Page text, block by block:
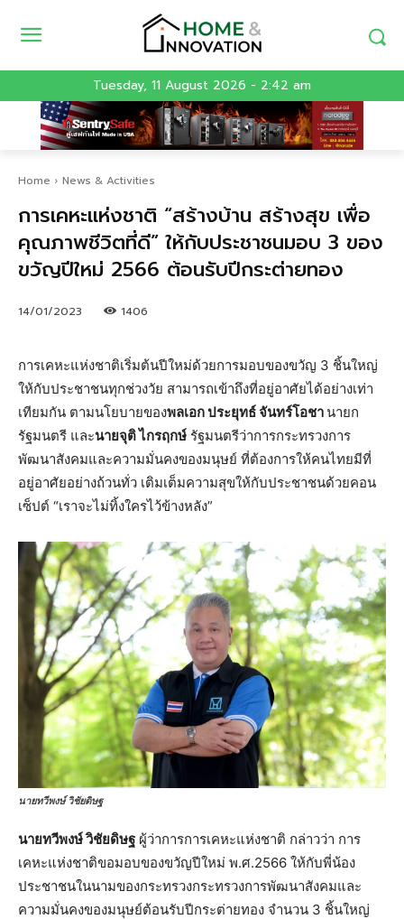
Tuesday, 11 August 2026 - 2:42 am
Home News & Activities
การเคหะแห่งชาติ “สร้างบ้าน สร้างสุข เพื่อ
คุณภาพชีวิตที่ดี” ให้กับประชาชนมอบ 3 ของ
ขวัญปีใหม่ 2566 ต้อนรับปีกระต่ายทอง
14/01/2023 1406
การเคหะแห่งชาติเริ่มต้นปีใหม่ด้วยการมอบของขวัญ 3 ชิ้นใหญ่
ให้กับประชาชนทุกช่วงวัย สามารถเข้าถึงที่อยู่อาศัยได้อย่างเท่า
เทียมกัน ตามนโยบายของพลเอก ประยุทธ์ จันทร์โอชานายก
รัฐมนตรี และนายจุติ ไกรฤกษ์ รัฐมนตรีว่าการกระทรวงการ
พัฒนาสังคมและความมั่นคงของมนุษย์ ที่ต้องการให้คนไทยมีที่
อยู่อาศัยอย่างถ้วนทั่ว เติมเต็มความสุขให้กับประชาชนด้วยคอน
เซ็ปต์ “เราจะไม่ทิ้งใครไว้ข้างหลัง”
นายทวีพงษ์ วิชัยดิษฐ
นายทวีพงษ์ วิชัยดิษฐ ผู้ว่าการการเคหะแห่งชาติ กล่าวว่า การ
เคหะแห่งชาติขอมอบของขวัญปีใหม่ พ.ศ.2566 ให้กับพี่น้อง
ประชาชนในนามของกระทรวงกระทรวงการพัฒนาสังคมและ
ความมั่นคงของมนุษย์ต้อนรับปีกระต่ายทอง จำนวน 3 ชิ้นใหญ่